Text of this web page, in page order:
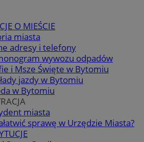
O MIEŚCIE
miasta
adresy i telefony
wywozu odpadów
i Msze Święte w Bytomiu
jazdy w Bytomiu
w Bytomiu
miasta
sprawę w Urzędzie Miasta?